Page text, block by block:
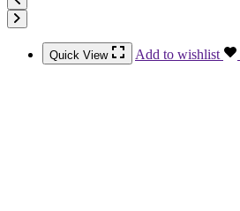
Quick View Add to wishlist